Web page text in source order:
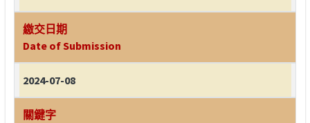
繳交日期
Date of Submission
2024-07-08
關鍵字